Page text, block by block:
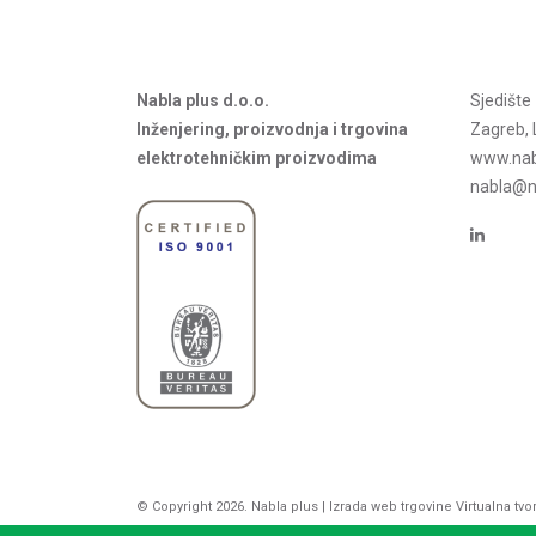
Nabla plus d.o.o.
Inženjering, proizvodnja i trgovina
elektrotehničkim proizvodima
Zagreb,
© Copyright 2026. Nabla plus | Izrada web trgovine Virtualna